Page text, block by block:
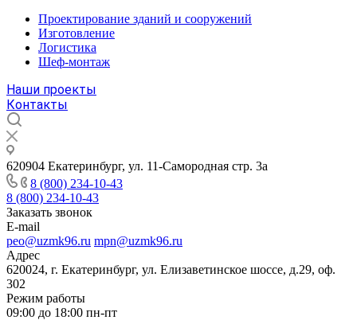
Проектирование зданий и сооружений
Изготовление
Логистика
Шеф-монтаж
Наши проекты
Контакты
620904 Екатеринбург, ул. 11-Самородная стр. 3а
8 (800) 234-10-43
8 (800) 234-10-43
Заказать звонок
E-mail
peo@uzmk96.ru mpn@uzmk96.ru
Адрес
620024, г. Екатеринбург, ул. Елизаветинское шоссе, д.29, оф.
302
Режим работы
09:00 до 18:00 пн-пт